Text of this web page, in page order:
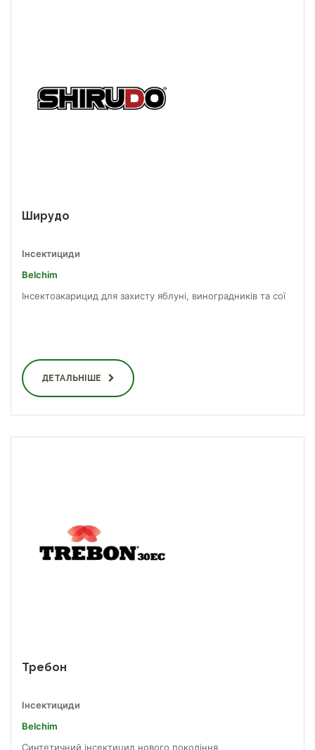
Ширудо
Інсектициди
Belchim
Інсектоакарицид для захисту яблуні, виноградників та сої
ДЕТАЛЬНІШЕ
Требон
Інсектициди
Belchim
Синтетичний інсектицид нового покоління